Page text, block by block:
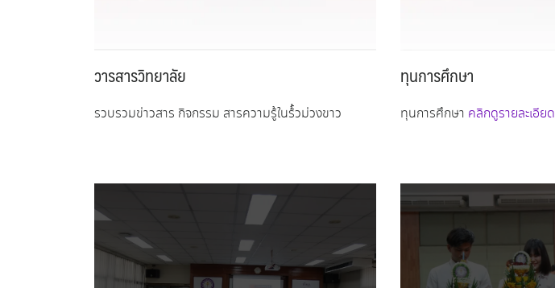
วารสารวิทยาลัย
รวบรวมข่าวสาร กิจกรรม สารความรู้ในร้้วม่วงขาว
ทุนการศึกษา
ทุนการศึกษา คลิกดูรายละเอียด